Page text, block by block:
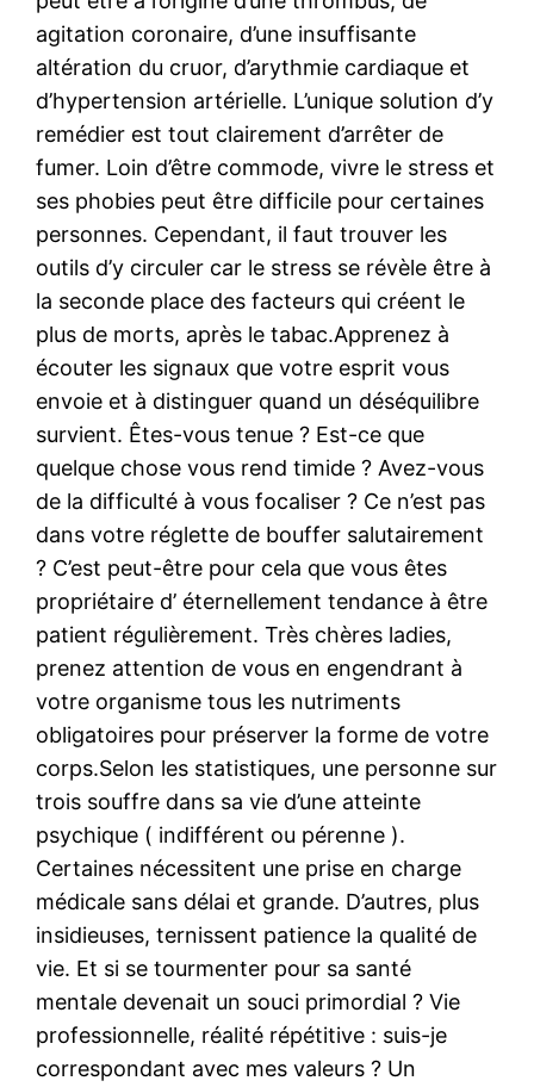
agitation coronaire, d’une insuffisante
altération du cruor, d’arythmie cardiaque et
d’hypertension artérielle. L’unique solution d’y
remédier est tout clairement d’arrêter de
fumer. Loin d’être commode, vivre le stress et
ses phobies peut être difficile pour certaines
personnes. Cependant, il faut trouver les
outils d’y circuler car le stress se révèle être à
la seconde place des facteurs qui créent le
plus de morts, après le tabac.Apprenez à
écouter les signaux que votre esprit vous
envoie et à distinguer quand un déséquilibre
survient. Êtes-vous tenue ? Est-ce que
quelque chose vous rend timide ? Avez-vous
de la difficulté à vous focaliser ? Ce n’est pas
dans votre réglette de bouffer salutairement
? C’est peut-être pour cela que vous êtes
propriétaire d’ éternellement tendance à être
patient régulièrement. Très chères ladies,
prenez attention de vous en engendrant à
votre organisme tous les nutriments
obligatoires pour préserver la forme de votre
corps.Selon les statistiques, une personne sur
trois souffre dans sa vie d’une atteinte
psychique ( indifférent ou pérenne ).
Certaines nécessitent une prise en charge
médicale sans délai et grande. D’autres, plus
insidieuses, ternissent patience la qualité de
vie. Et si se tourmenter pour sa santé
mentale devenait un souci primordial ? Vie
professionnelle, réalité répétitive : suis-je
correspondant avec mes valeurs ? Un